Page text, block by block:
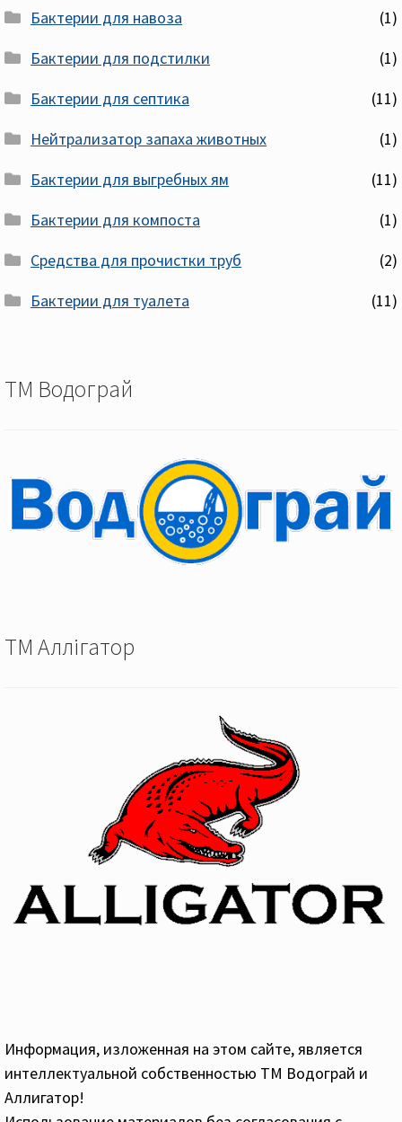
Бактерии для навоза
(1)
Бактерии для подстилки
(1)
Бактерии для септика
(11)
Нейтрализатор запаха животных
(1)
Бактерии для выгребных ям
(11)
Бактерии для компоста
(1)
Средства для прочистки труб
(2)
Бактерии для туалета
(11)
ТМ Водограй
ТМ Аллігатор
Информация, изложенная на этом сайте, является
интеллектуальной собственностью ТМ Водограй и
Аллигатор!